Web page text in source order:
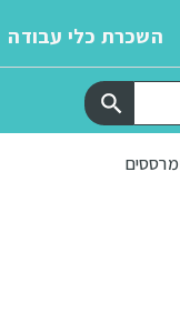
השכרת כלי עבודה